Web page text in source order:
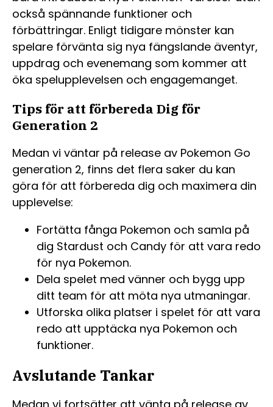
också spännande funktioner och
förbättringar. Enligt tidigare mönster kan
spelare förvänta sig nya fängslande äventyr,
uppdrag och evenemang som kommer att
öka spelupplevelsen och engagemanget.
Tips för att förbereda Dig för
Generation 2
Medan vi väntar på release av Pokemon Go
generation 2, finns det flera saker du kan
göra för att förbereda dig och maximera din
upplevelse:
Fortätta fånga Pokemon och samla på
dig Stardust och Candy för att vara redo
för nya Pokemon.
Dela spelet med vänner och bygg upp
ditt team för att möta nya utmaningar.
Utforska olika platser i spelet för att vara
redo att upptäcka nya Pokemon och
funktioner.
Avslutande Tankar